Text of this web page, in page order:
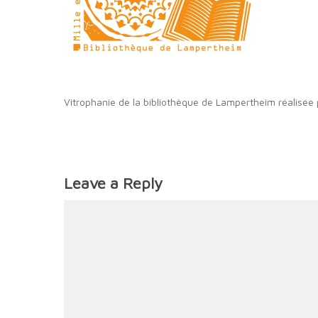
Vitrophanie de la bibliothèque de Lampertheim réalisée
Leave a Reply